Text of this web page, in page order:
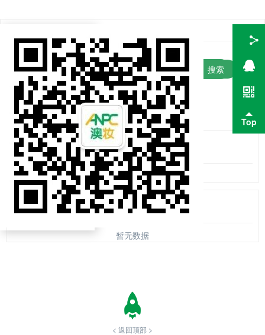
搜索
暂无数据
暂无数据
VIP专属
暂无数据
VIP专属
暂无数据
< 返回顶部 >
Top